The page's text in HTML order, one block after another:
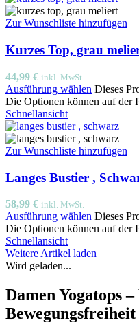
Zur Wunschliste hinzufügen
Kurzes Top, grau
44,99 € inkl. MwSt.
Ausführung wählen Dieses
Die Optionen können auf der
Schnellansicht
Zur Wunschliste hinzufügen
Langes Bustier ,
58,99 € inkl. MwSt.
Ausführung wählen Dieses
Die Optionen können auf der
Schnellansicht
Weitere Artikel laden
Wird geladen...
Damen Yogatops